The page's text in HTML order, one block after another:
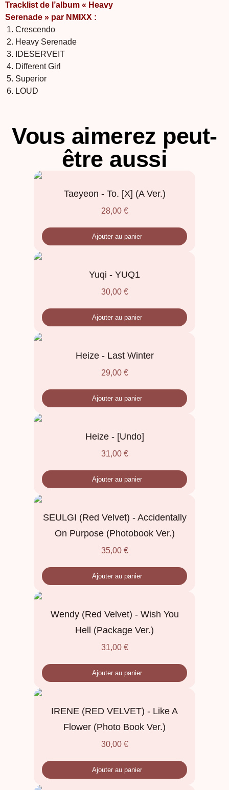
Tracklist de l’album « Heavy
Serenade » par NMIXX :
Crescendo
Heavy Serenade
IDESERVEIT
Different Girl
Superior
LOUD
Vous aimerez peut-
être aussi
Taeyeon - To. [X] (A Ver.)
28,00 €
Ajouter au panier
Yuqi - YUQ1
30,00 €
Ajouter au panier
Heize - Last Winter
29,00 €
Ajouter au panier
Heize - [Undo]
31,00 €
Ajouter au panier
SEULGI (Red Velvet) - Accidentally
On Purpose (Photobook Ver.)
35,00 €
Ajouter au panier
Wendy (Red Velvet) - Wish You
Hell (Package Ver.)
31,00 €
Ajouter au panier
IRENE (RED VELVET) - Like A
Flower (Photo Book Ver.)
30,00 €
Ajouter au panier